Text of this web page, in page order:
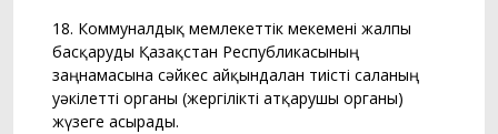
18. Коммуналдық мемлекеттік мекемені жалпы
басқаруды Қазақстан Республикасының
заңнамасына сәйкес айқындалған тиісті саланың
уәкілетті органы (жергілікті атқарушы органы)
жүзеге асырады.